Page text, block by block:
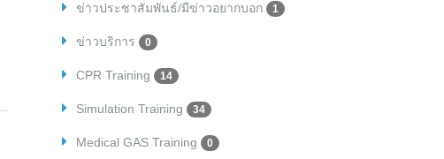
ข่าวประชาสัมพันธ์/มีข่าวอยากบอก 1
ข่าวบริการ 0
CPR Training 14
Simulation Training 34
Medical GAS Training 0